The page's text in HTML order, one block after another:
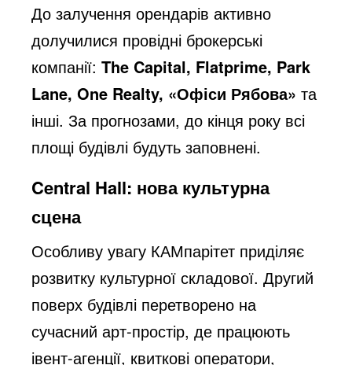
До залучення орендарів активно
долучилися провідні брокерські
компанії:The Capital, Flatprime, Park
Lane, One Realty, «Офіси Рябова» та
інші. За прогнозами, до кінця року всі
площі будівлі будуть заповнені.
Central Hall: нова культурна
сцена
Особливу увагу КАМпарітет приділяє
розвитку культурної складової. Другий
поверх будівлі перетворено на
сучасний арт-простір, де працюють
івент-агенції, квиткові оператори,